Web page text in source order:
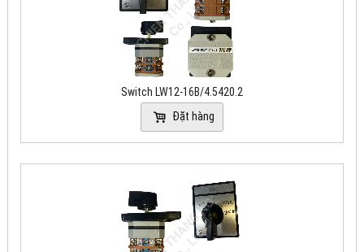
Switch LW12-16B/4.5420.2
Đặt hàng